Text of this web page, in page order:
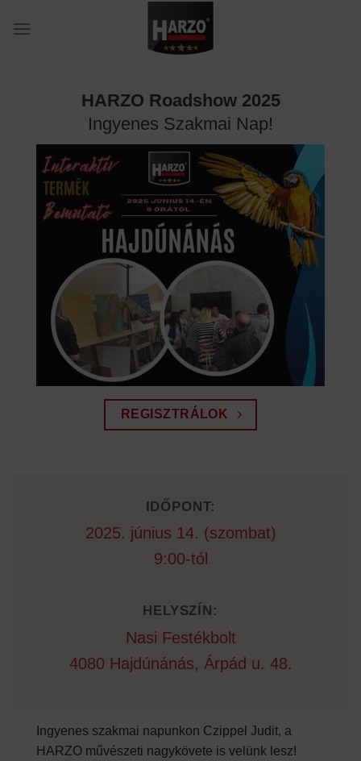
HARZO Roadshow 2025
Ingyenes Szakmai Nap!
REGISZTRÁLOK
IDŐPONT:
2025. június 14. (szombat)
9:00-tól
HELYSZÍN:
Nasi Festékbolt
4080 Hajdúnánás, Árpád u. 48.
Ingyenes szakmai napunkon Czippel Judit, a
HARZO művészeti nagykövete is velünk lesz!